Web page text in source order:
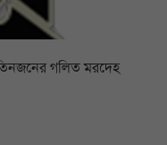
গলিত মরদেহ